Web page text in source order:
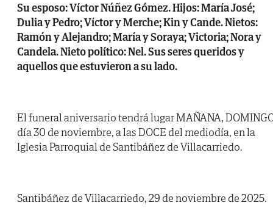
Su esposo: Víctor Núñez Gómez. Hijos: María José;
Dulia y Pedro; Víctor y Merche; Kin y Cande. Nietos:
Ramón y Alejandro; María y Soraya; Victoria; Nora y
Candela. Nieto político: Nel. Sus seres queridos y
aquellos que estuvieron a su lado.
El funeral aniversario tendrá lugar MAÑANA,
día 30 de noviembre, a las DOCE del mediodía, en la
Iglesia Parroquial de Santibáñez de Villacarriedo.
Santibáñez de Villacarriedo, 29 de noviembre de 2025.